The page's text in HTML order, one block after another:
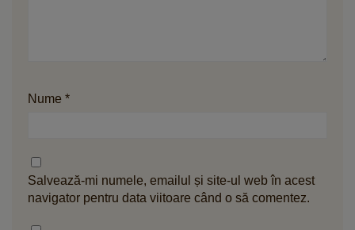
Nume *
Salvează-mi numele, emailul și site-ul web în acest
navigator pentru data viitoare când o să comentez.